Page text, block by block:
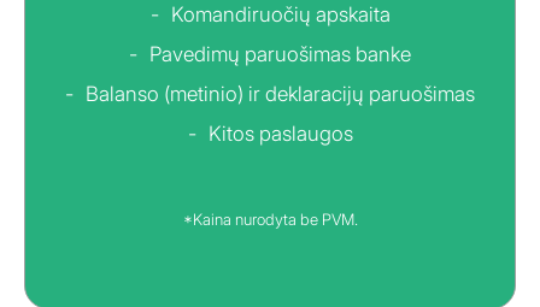
Komandiruočių apskaita
Pavedimų paruošimas banke
Balanso (metinio) ir deklaracijų paruošimas
Kitos paslaugos
*Kaina nurodyta be PVM.